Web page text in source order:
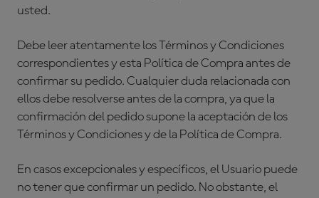
usted.
Debe leer atentamente los Términos y Condiciones
correspondientes y esta Política de Compra antes de
confirmar su pedido. Cualquier duda relacionada con
ellos debe resolverse antes de la compra, ya que la
confirmación del pedido supone la aceptación de los
Términos y Condiciones y de la Política de Compra.
En casos excepcionales y específicos, el Usuario puede
no tener que confirmar un pedido. No obstante, el